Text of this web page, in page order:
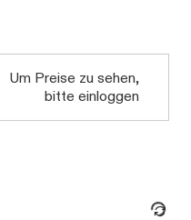
Um Preise zu sehen,
bitte einloggen
Daten werden geladen. Bitte warten...